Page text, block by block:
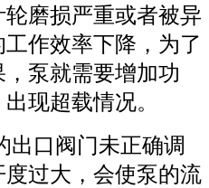
磨损严重或者被异
作效率下降，为了
泵就需要增加功
现超载情况。
出口阀门未正确调
过大，会使泵的流